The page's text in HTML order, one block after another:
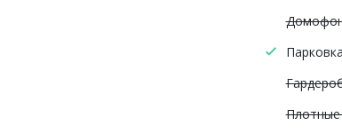
Парковка
Плотные